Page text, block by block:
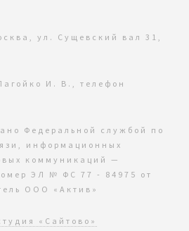
ул. Сущевский вал 31,
И. В., телефон
Федеральной службой по
информационных
коммуникаций —
ЭЛ № ФС 77 - 84975 от
ООО «Актив»
«Сайтово»